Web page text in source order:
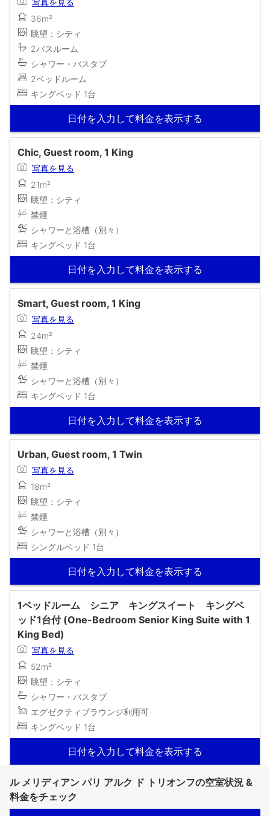
36m²
眺望：シティ
2バスルーム
シャワー・バスタブ
2ベッドルーム
キングベッド 1台
日付を入力して料金を表示する
Chic, Guest room, 1 King
写真を見る
21m²
眺望：シティ
禁煙
シャワーと浴槽（別々）
キングベッド 1台
日付を入力して料金を表示する
Smart, Guest room, 1 King
写真を見る
24m²
眺望：シティ
禁煙
シャワーと浴槽（別々）
キングベッド 1台
日付を入力して料金を表示する
Urban, Guest room, 1 Twin
写真を見る
18m²
眺望：シティ
禁煙
シャワーと浴槽（別々）
シングルベッド 1台
日付を入力して料金を表示する
1ベッドルーム シニア キングスイート キングベ
ッド1台付 (One-Bedroom Senior King Suite with 1
King Bed)
写真を見る
52m²
眺望：シティ
シャワー・バスタブ
エグゼクティブラウンジ利用可
キングベッド 1台
日付を入力して料金を表示する
ル メリディアン パリ アルク ド トリオンフの空室状況 &
料金をチェック